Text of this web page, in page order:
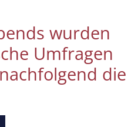
wurden
Umfragen
die